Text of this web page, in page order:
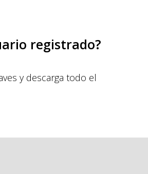
registrado?
y descarga todo el